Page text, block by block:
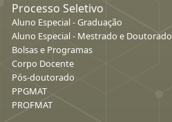
Processo Seletivo
Aluno Especial - Graduação
Aluno Especial - Mestrado e Doutorado
Bolsas e Programas
Corpo Docente
Pós-doutorado
PPGMAT
PROFMAT